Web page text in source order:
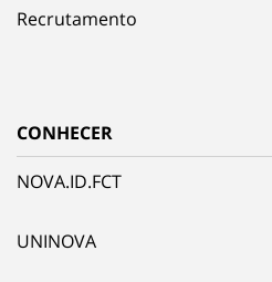
Recrutamento
CONHECER
NOVA.ID.FCT
UNINOVA